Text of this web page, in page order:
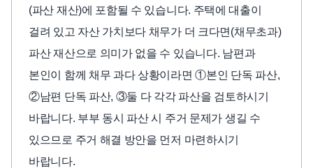
(파산 재산)에 포함될 수 있습니다. 주택에 대출이
걸려 있고 자산 가치보다 채무가 더 크다면(채무초과)
파산 재산으로 의미가 없을 수 있습니다. 남편과
본인이 함께 채무 과다 상황이라면 ①본인 단독 파산,
②남편 단독 파산, ③둘 다 각각 파산을 검토하시기
바랍니다. 부부 동시 파산 시 주거 문제가 생길 수
있으므로 주거 해결 방안을 먼저 마련하시기
바랍니다.